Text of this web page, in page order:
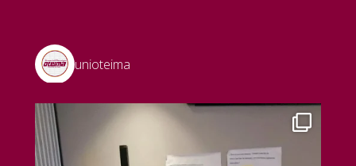
unioteima